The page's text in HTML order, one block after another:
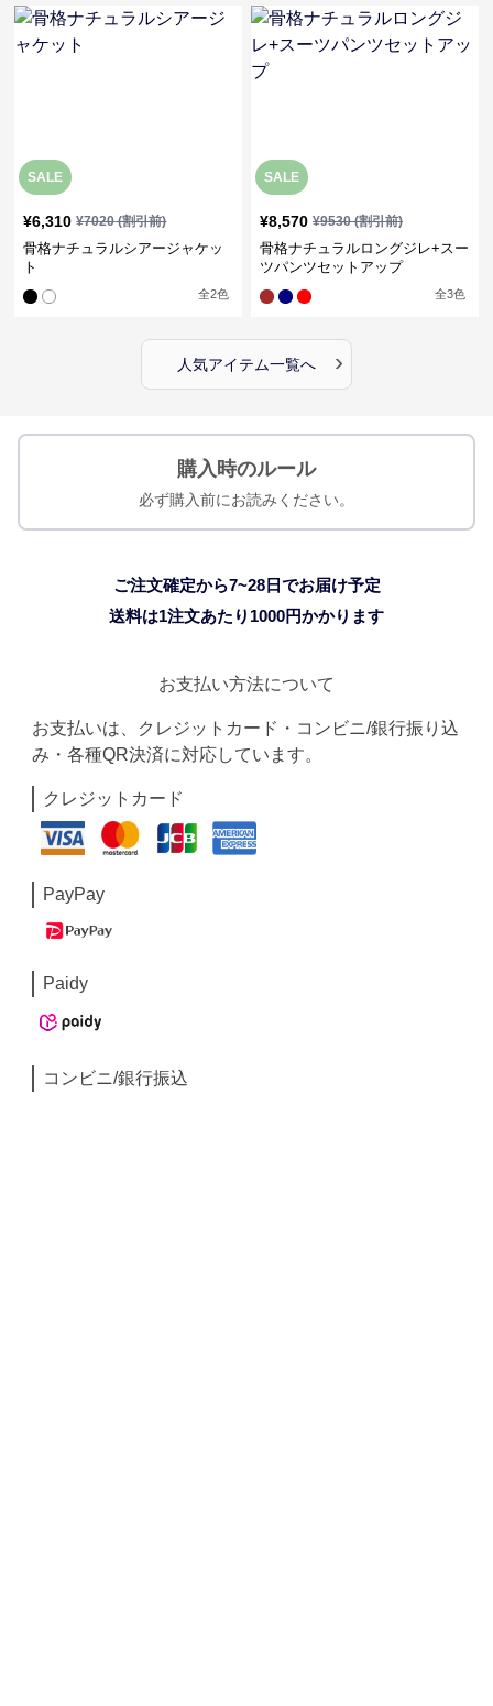
SALE
¥6,310 ¥7020(割引前)
骨格ナチュラルシアージャケッ
ト
全2色
SALE
¥8,570 ¥9530(割引前)
骨格ナチュラルロングジレ+スー
ツパンツセットアップ
全3色
人気アイテム一覧へ ›
購入時のルール
必ず購入前にお読みください。
ご注文確定から7~28日でお届け予定
送料は1注文あたり 1000円かかります
お支払い方法について
お支払いは、クレジットカード・コンビニ/銀行振り込
み・各種QR決済に対応しています。
クレジットカード
PayPay
Paidy
コンビニ/銀行振込